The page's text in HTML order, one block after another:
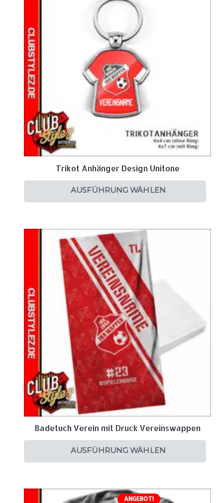
Trikot Anhänger Design Unitone
AUSFÜHRUNG WÄHLEN
Badetuch Verein mit Druck Vereinswappen
AUSFÜHRUNG WÄHLEN
ANGEBOT!